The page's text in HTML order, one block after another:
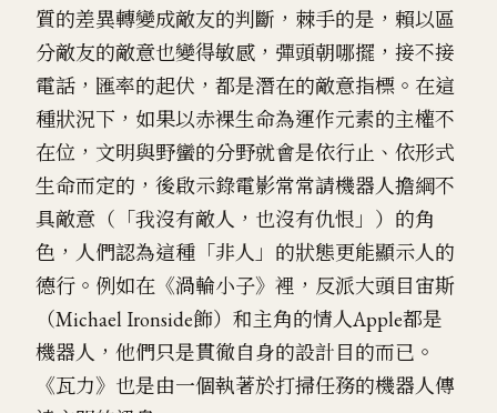
質的差異轉變成敵友的判斷，棘手的是，賴以區
分敵友的敵意也變得敏感，彈頭朝哪擺，接不接
電話，匯率的起伏，都是潛在的敵意指標。在這
種狀況下，如果以赤裸生命為運作元素的主權不
在位，文明與野蠻的分野就會是依行止、依形式
生命而定的，後啟示錄電影常常請機器人擔綱不
具敵意（「我沒有敵人，也沒有仇恨」）的角
色，人們認為這種「非人」的狀態更能顯示人的
德行。例如在《渦輪小子》裡，反派大頭目宙斯
（Michael Ironside飾）和主角的情人Apple都是
機器人，他們只是貫徹自身的設計目的而已。
《瓦力》也是由一個執著於打掃任務的機器人傳